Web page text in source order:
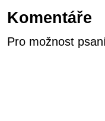
Komentáře
Pro možnost